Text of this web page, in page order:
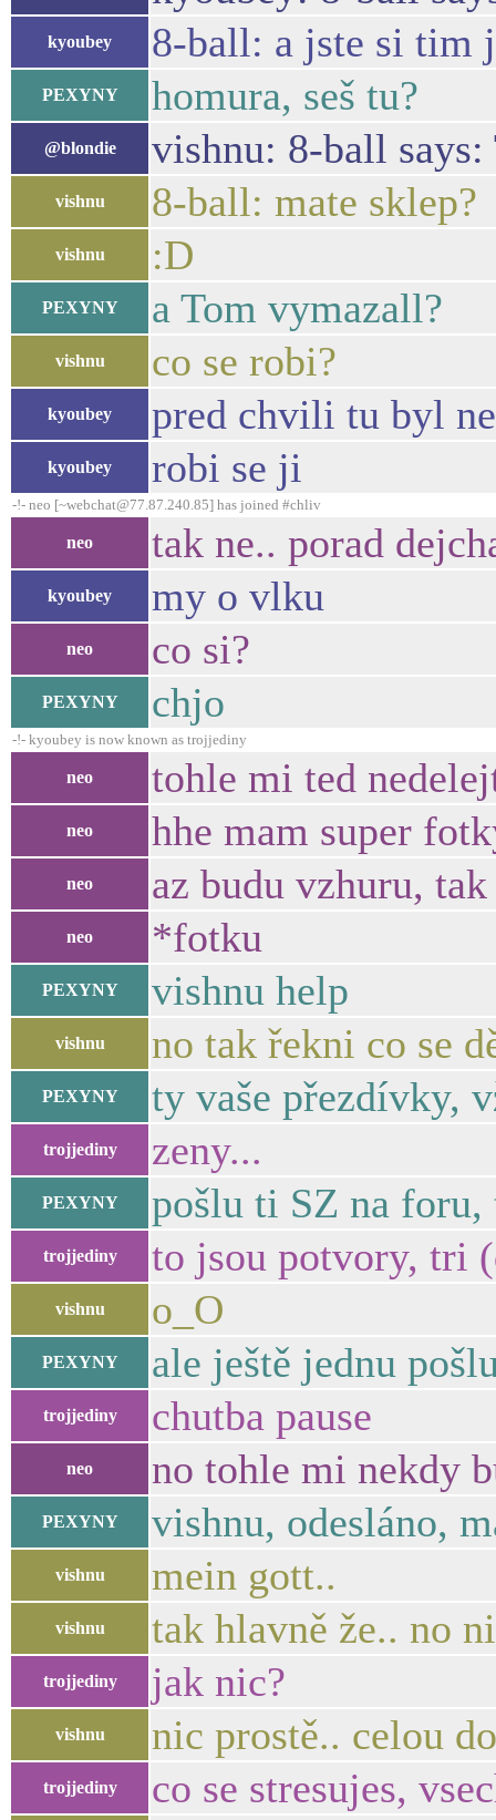
kyoubey 8-ball: a jste si tim
PEXYNY homura, seš tu?
@blondie vishnu: 8-ball says:
vishnu 8-ball: mate sklep?
vishnu :D
PEXYNY a Tom vymazall?
vishnu co se robi?
kyoubey pred chvili tu byl
kyoubey robi se ji
-!- neo [~webchat@77.87.240.85] has joined #chliv
neo tak ne.. porad
kyoubey my o vlku
neo co si?
PEXYNY chjo
-!- kyoubey is now known as trojjediny
neo tohle mi ted
neo hhe mam super
neo az budu vzhuru,
neo *fotku
PEXYNY vishnu help
vishnu no tak řekni co se
PEXYNY ty vaše přezdívky,
trojjediny zeny...
PEXYNY pošlu ti SZ na foru,
trojjediny to jsou potvory, tri
vishnu o_O
PEXYNY ale ještě jednu
trojjediny chutba pause
neo no tohle mi nekdy
PEXYNY vishnu, odesláno,
vishnu mein gott..
vishnu tak hlavně že.. no
trojjediny jak nic?
vishnu nic prostě.. celou
trojjediny co se stresujes,